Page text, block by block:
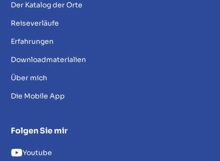
Der Katalog der Orte
Reiseverläufe
Erfahrungen
Downloadmaterialien
Über mich
Die Mobile App
Folgen Sie mir
Youtube